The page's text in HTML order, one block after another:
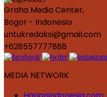
Graha Media Center,
Bogor - Indonesia
untukredaksi@gmail.com
+628557777888
MEDIA NETWORK